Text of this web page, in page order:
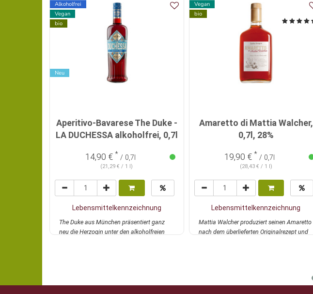
Alkoholfrei
Vegan
bio
Neu
Aperitivo-Bavarese The Duke -
LA DUCHESSA alkoholfrei, 0,7l
14,90 € * / 0,7l
(21,29 € / 1 l)
Lebensmittelkennzeichnung
The Duke aus München präsentiert ganz
neu die Herzogin unter den alkoholfreien
Vegan
bio
Amaretto di Mattia Walcher,
0,7l, 28%
19,90 € * / 0,7l
(28,43 € / 1 l)
Lebensmittelkennzeichnung
Mattia Walcher produziert seinen Amaretto
nach dem überlieferten Originalrezept und